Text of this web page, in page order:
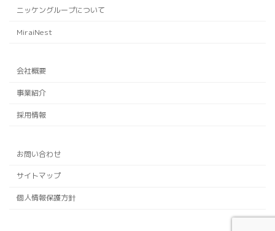
ニッケングループについて
MiraiNest
会社概要
事業紹介
採用情報
お問い合わせ
サイトマップ
個人情報保護方針